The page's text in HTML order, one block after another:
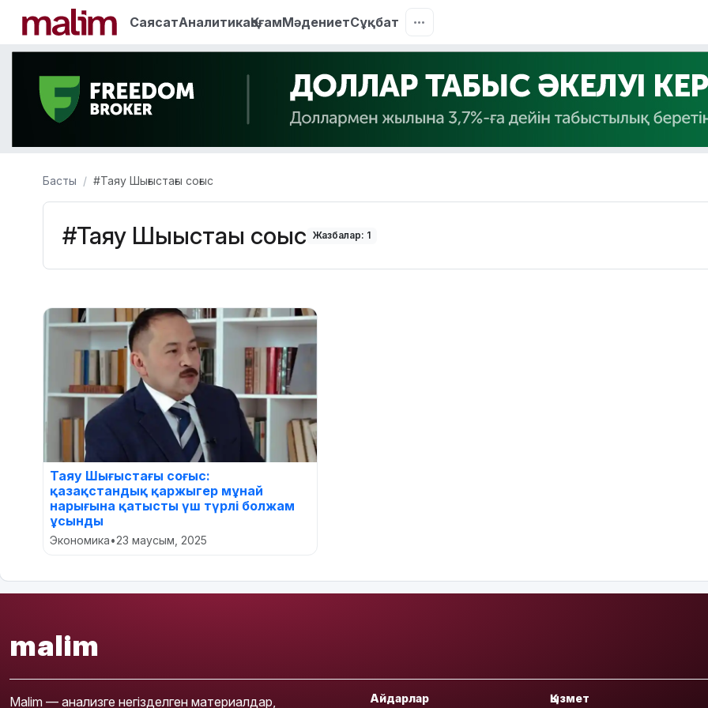
СаясатАналитикаҚоғамМәдениетСұқбат
Басты #Таяу Шығыстағы соғыс
#Таяу Шығыстағы соғыс Жазбалар: 1
Таяу Шығыстағы соғыс:
қазақстандық қаржыгер мұнай
нарығына қатысты үш түрлі болжам
ұсынды
Экономика•23 маусым, 2025
malim
Malim — анализге негізделген материалдар, Айдарлар Қызмет